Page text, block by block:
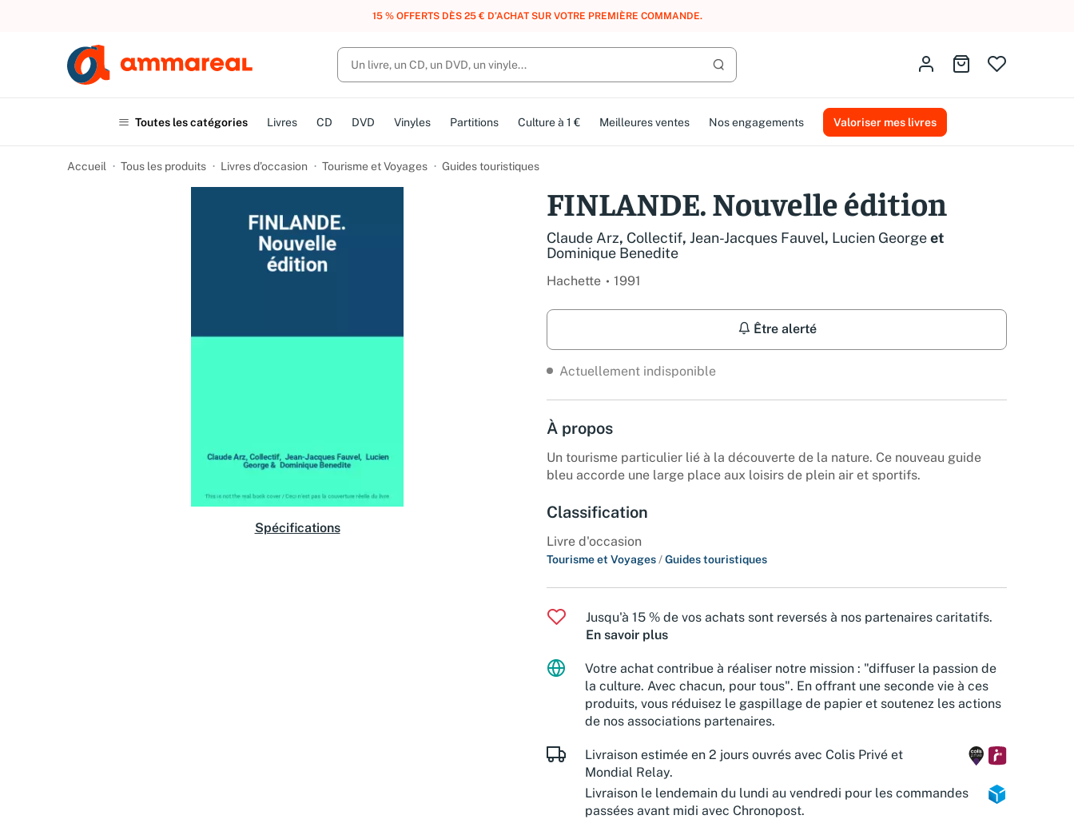
UN ACHAT, DES POINTS, DES RÉCOMPENSES :REJOIGNEZ GRATUITEMENT LE CLUB AMMAREAL.
Lancer la recherche
Identifiez-vousAller au panier
Toutes les catégories Livres CD DVD Vinyles Partitions Culture à 1 € Meilleures ventes Nos engagements Valoriser mes livres
Accueil Tous les produits Livres d’occasion Tourisme et Voyages Guides touristiques
Spécifications
FINLANDE. Nouvelle édition
Claude Arz, Collectif, Jean-Jacques Fauvel, Lucien Georgeet
Dominique Benedite
Hachette 1991
Être alerté
Actuellement indisponible
À propos
Un tourisme particulier lié à la découverte de la nature. Ce nouveau guide
bleu accorde une large place aux loisirs de plein air et sportifs.
Classification
Livre d'occasion
Tourisme et Voyages /Guides touristiques
Jusqu'à 15 % de vos achats sont reversés à nos partenaires caritatifs.
En savoir plus
Votre achat contribue à réaliser notre mission : "diffuser la passion de
la culture. Avec chacun, pour tous". En offrant une seconde vie à ces
produits, vous réduisez le gaspillage de papier et soutenez les actions
de nos associations partenaires.
Livraison estimée en 2 jours ouvrés avec Colis Privé et
Mondial Relay.
Livraison le lendemain du lundi au vendredi pour les commandes
passées avant midi avec Chronopost.